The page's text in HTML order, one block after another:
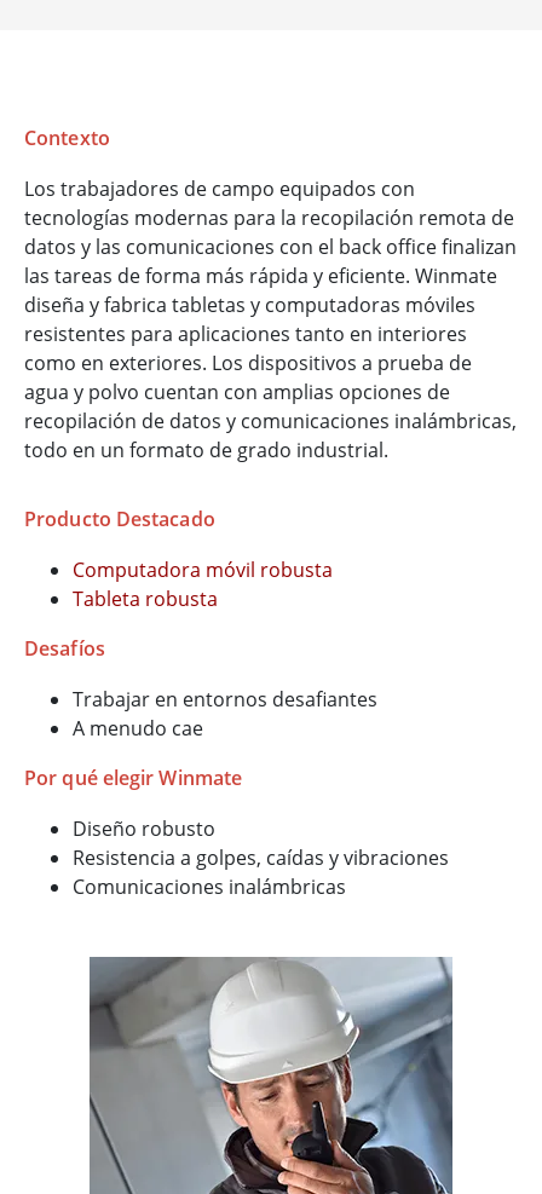
Contexto
Los trabajadores de campo equipados con
tecnologías modernas para la recopilación remota de
datos y las comunicaciones con el back office finalizan
las tareas de forma más rápida y eficiente. Winmate
diseña y fabrica tabletas y computadoras móviles
resistentes para aplicaciones tanto en interiores
como en exteriores. Los dispositivos a prueba de
agua y polvo cuentan con amplias opciones de
recopilación de datos y comunicaciones inalámbricas,
todo en un formato de grado industrial.
Producto Destacado
Computadora móvil robusta
Tableta robusta
Desafíos
Trabajar en entornos desafiantes
A menudo cae
Por qué elegir Winmate
Diseño robusto
Resistencia a golpes, caídas y vibraciones
Comunicaciones inalámbricas